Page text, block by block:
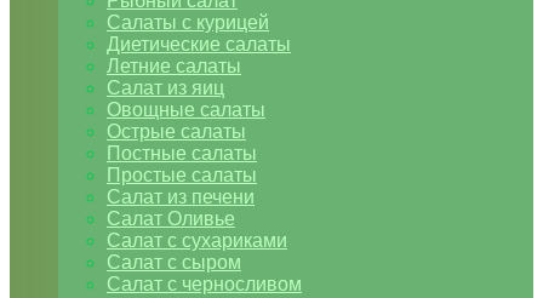
Салаты с курицей
Диетические салаты
Летние салаты
Салат из яиц
Овощные салаты
Острые салаты
Постные салаты
Простые салаты
Салат из печени
Салат Оливье
Салат с сухариками
Салат с сыром
Салат с черносливом